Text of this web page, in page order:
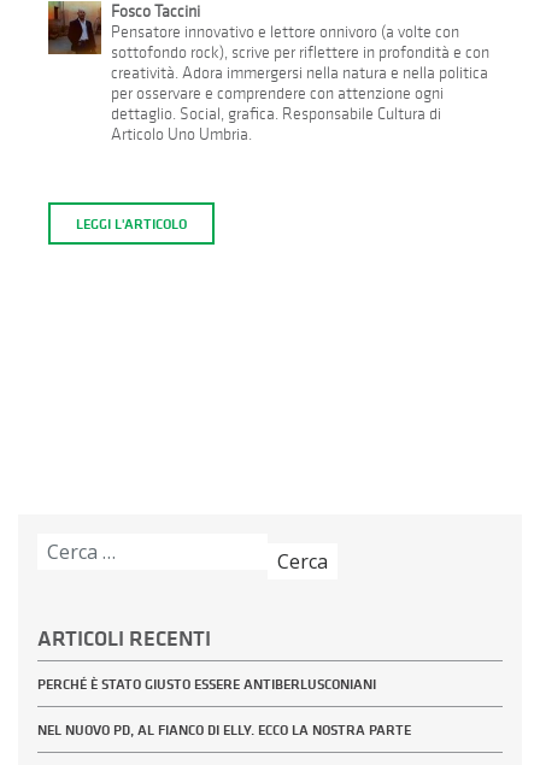
Fosco Taccini
Pensatore innovativo e lettore onnivoro (a volte con
sottofondo rock), scrive per riflettere in profondità e con
creatività. Adora immergersi nella natura e nella politica
per osservare e comprendere con attenzione ogni
dettaglio. Social, grafica. Responsabile Cultura di
Articolo Uno Umbria.
LEGGI L'ARTICOLO
Ricerca
ARTICOLI RECENTI
PERCHÉ È STATO GIUSTO ESSERE ANTIBERLUSCONIANI
NEL NUOVO PD, AL FIANCO DI ELLY. ECCO LA NOSTRA PARTE